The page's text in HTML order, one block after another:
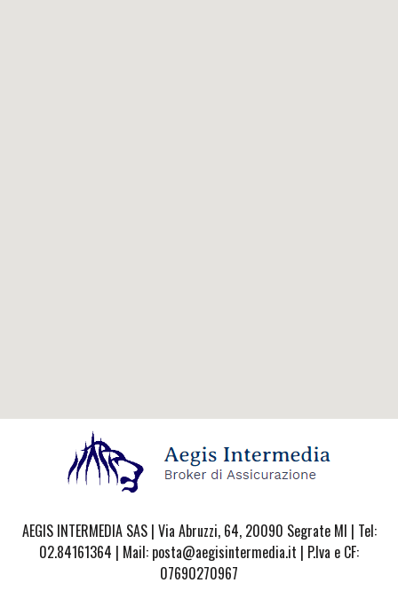
AEGIS INTERMEDIA SAS | Via Abruzzi, 64, 20090 Segrate MI | Tel:
02.84161364 | Mail: posta@aegisintermedia.it | P.Iva e CF:
07690270967